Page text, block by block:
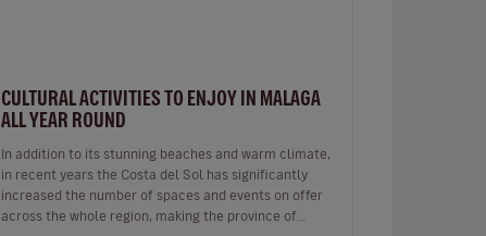
CULTURAL ACTIVITIES TO ENJOY IN MALAGA
ALL YEAR ROUND
In addition to its stunning beaches and warm climate,
in recent years the Costa del Sol has significantly
increased the number of spaces and events on offer
across the whole region, making the province of